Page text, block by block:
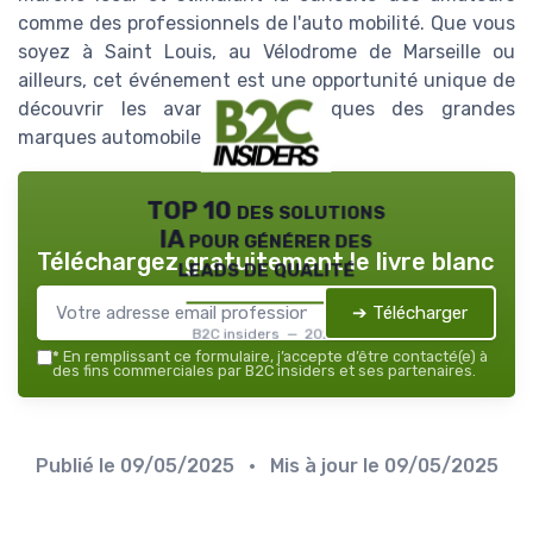
comme des professionnels de l'auto mobilité. Que vous
soyez à Saint Louis, au Vélodrome de Marseille ou
ailleurs, cet événement est une opportunité unique de
découvrir les avancées écologiques des grandes
marques automobiles.
TOP 10 des solutions
IA pour générer des
leads de qualité
B2C insiders — 2026
Téléchargez gratuitement le livre blanc
➔ Télécharger
* En remplissant ce formulaire, j’accepte d’être contacté(e) à
des fins commerciales par B2C insiders et ses partenaires.
Publié le 09/05/2025 • Mis à jour le 09/05/2025